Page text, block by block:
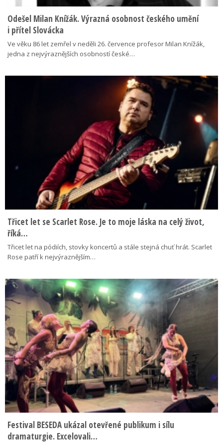
Odešel Milan Knížák. Výrazná osobnost českého umění
i přítel Slovácka
Ve věku 86 let zemřel v neděli 26. července profesor Milan Knížák,
jedna z nejvýraznějších osobností české…
Třicet let se Scarlet Rose. Je to moje láska na celý život,
říká…
Třicet let na pódiích, stovky koncertů a stále stejná chuť hrát. Scarlet
Rose patří k nejvýraznějším…
Festival BESEDA ukázal otevřené publikum i sílu
dramaturgie. Excelovali…